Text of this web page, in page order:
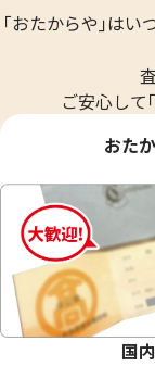
18金 (K18) メガネ
27.2g
｢おたからや｣はい
ご安心して
おた
国